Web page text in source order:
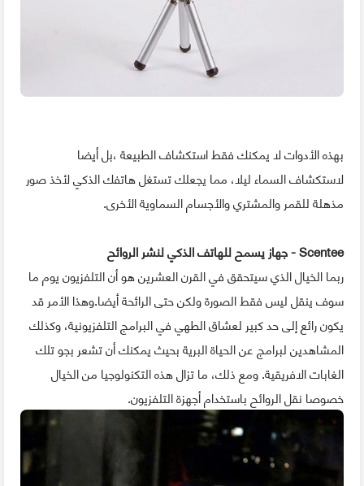
بهذه الأدوات لا يمكنك فقط استكشاف الطبيعة ،بل أيضا
لاستكشاف السماء ليلا، مما يجعلك تستغل هاتفك الذكي لأخذ صور
مذهلة للقمر والمشتري والأجسام السماوية الأخرى.
Scentee - جهاز يسمح للهاتف الذكي لنشر الروائح
ربما الخيال الذي سيتحقق في القرن العشرين هو أن التلفزيون يوم ما
سوف ينقل ليس فقط الصورة ولكن حتى الرائحة أيضا.وهذا الأمر قد
يكون رائع إلى حد كبير لعشاق الطهي في البرامج التلفزيونية، وكذلك
المشاهدين لبرامج عن الحياة البرية بحيث يمكنك أن تشعر بجو تلك
الغابات الافريقية. ومع ذلك، ما تزال هذه التكنولوجيا من الخيال
خصوصا نقل الروائح باستخدام أجهزة التلفزيون.